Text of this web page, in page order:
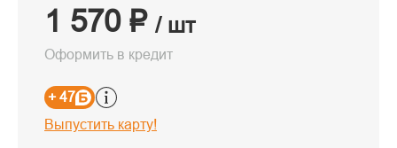
1 570 ₽ / шт
Оформить в кредит
+ 47
Выпустить карту!